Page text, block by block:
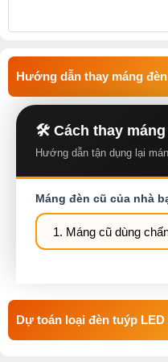
Hướng dẫn thay máng
🛠️ Cách thay
Hướng dẫn tận dụng lại
Máng đèn cũ của nhà
Dự toán loại đèn tuýp